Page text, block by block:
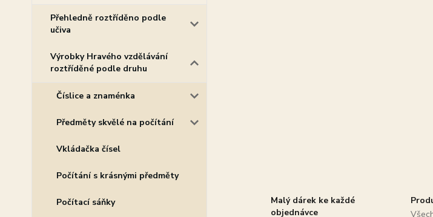
Přehledně roztříděno podle
učiva
Výrobky Hravého vzdělávání
roztříděné podle druhu
Číslice a znaménka
Předměty skvělé na počítání
Vkládačka čísel
Počítání s krásnými předměty
Počítací sáňky
Malý dárek ke každé
objednávce